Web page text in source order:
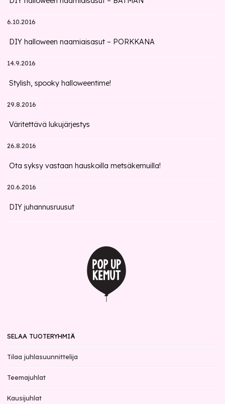
6.10.2016
DIY halloween naamiaisasut – PORKKANA
14.9.2016
Stylish, spooky halloweentime!
29.8.2016
Väritettävä lukujärjestys
26.8.2016
Ota syksy vastaan hauskoilla metsäkemuilla!
20.6.2016
DIY juhannusruusut
SELAA TUOTERYHMIÄ
Tilaa juhlasuunnittelija
Teemajuhlat
Kausijuhlat